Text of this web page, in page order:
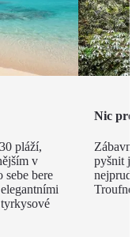
pláží,
v
bere
Nic pro
pyšnit